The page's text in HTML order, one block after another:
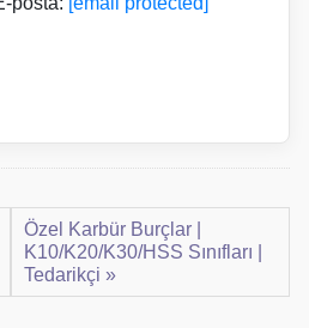
Özel Karbür Burçlar |
K10/K20/K30/HSS Sınıfları |
Tedarikçi »